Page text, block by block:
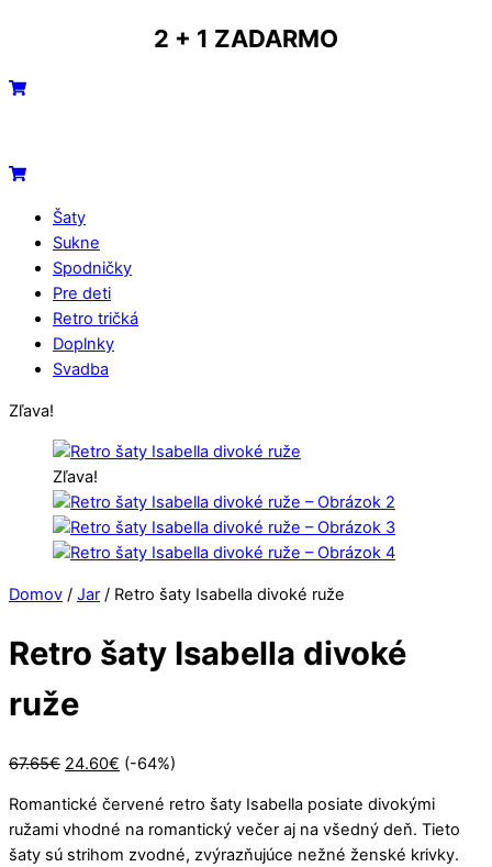
content
2 + 1 ZADARMO
Menu
Cart
Cart
Šaty
Sukne
Spodničky
Pre deti
Retro tričká
Doplnky
Svadba
Close
Close
Zľava!
Zľava!
Domov / Jar / Retro šaty Isabella divoké ruže
Retro šaty Isabella divoké
ruže
67.65€ Pôvodná
bola:
67.65€.
24.60€ Aktuálna
je:
24.60€.
(-64%)
Romantické červené retro šaty Isabella posiate divokými
ružami vhodné na romantický večer aj na všedný deň. Tieto
šaty sú strihom zvodné, zvýrazňujúce nežné ženské krivky.